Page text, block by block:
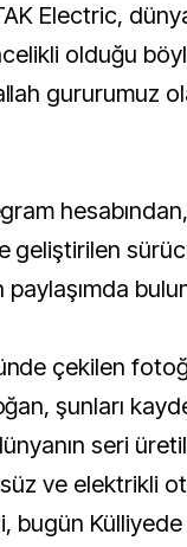
Electric,
olduğu
gururumuz
geliştirilen
çekilen
şunları
seri
ve elektrikli
bugün